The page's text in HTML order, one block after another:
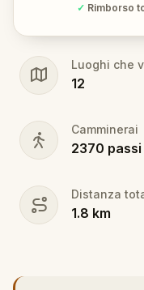
✓ Rimborso
Luoghi che
12
Camminerai
2370 passi
Distanza
1.8 km